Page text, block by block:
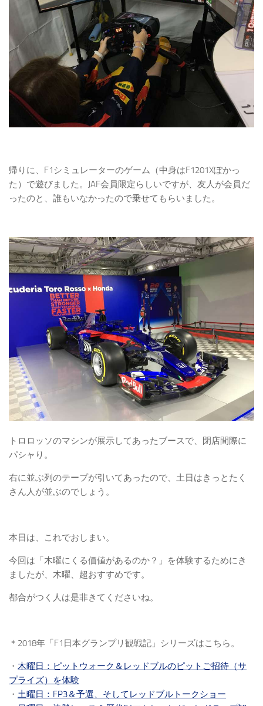
帰りに、F1シミュレーターのゲーム（中身はF1201Xぽかっ
た）で遊びました。JAF会員限定らしいですが、友人が会員だ
ったのと、誰もいなかったので乗せてもらいました。
トロロッソのマシンが展示してあったブースで、閉店間際に
パシャり。
右に並ぶ列のテープが引いてあったので、土日はきっとたく
さん人が並ぶのでしょう。
本日は、これでおしまい。
今回は「木曜にくる価値があるのか？」を体験するためにき
ましたが、木曜、超おすすめです。
都合がつく人は是非きてくださいね。
＊2018年「F1日本グランプリ観戦記」シリーズはこちら。
・ 木曜日：ピットウォーク＆レッドブルのピットご招待（サ
プライズ）を体験
・ 土曜日：FP3＆予選、そしてレッドブルトークショー